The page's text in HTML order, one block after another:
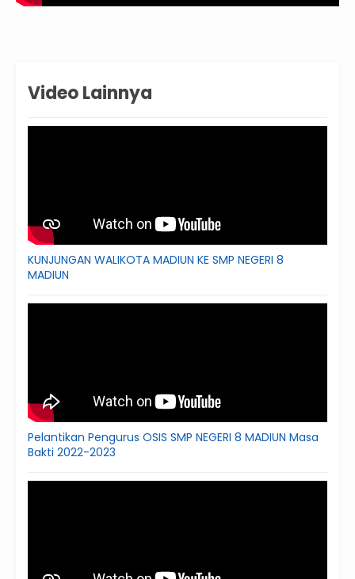
Video Lainnya
KUNJUNGAN WALIKOTA MADIUN KE SMP NEGERI 8
MADIUN
Pelantikan Pengurus OSIS SMP NEGERI 8 MADIUN Masa
Bakti 2022-2023